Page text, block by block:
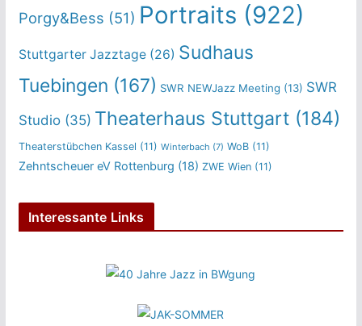
Porgy&Bess (51) Portraits (922)
Stuttgarter Jazztage(26) Sudhaus
Tuebingen (167) SWR NEWJazz Meeting (13) SWR
Studio(35) Theaterhaus Stuttgart(184)
Theaterstübchen Kassel (11) Winterbach (7) WoB(11)
Zehntscheuer eV Rottenburg (18) ZWE Wien(11)
Interessante Links